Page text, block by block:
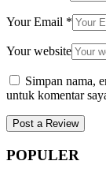
Your Email *
Your website
Simpan nama,
untuk komentar
POPULER